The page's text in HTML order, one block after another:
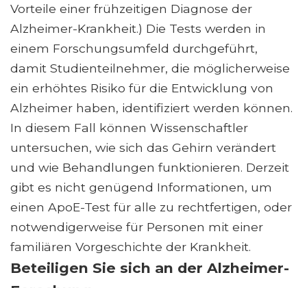
Vorteile einer frühzeitigen Diagnose der
Alzheimer-Krankheit.) Die Tests werden in
einem Forschungsumfeld durchgeführt,
damit Studienteilnehmer, die möglicherweise
ein erhöhtes Risiko für die Entwicklung von
Alzheimer haben, identifiziert werden können.
In diesem Fall können Wissenschaftler
untersuchen, wie sich das Gehirn verändert
und wie Behandlungen funktionieren. Derzeit
gibt es nicht genügend Informationen, um
einen ApoE-Test für alle zu rechtfertigen, oder
notwendigerweise für Personen mit einer
familiären Vorgeschichte der Krankheit.
Beteiligen Sie sich an der Alzheimer-